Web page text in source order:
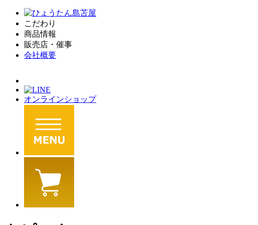
こだわり
商品情報
販売店・催事
会社概要
オンラインショップ